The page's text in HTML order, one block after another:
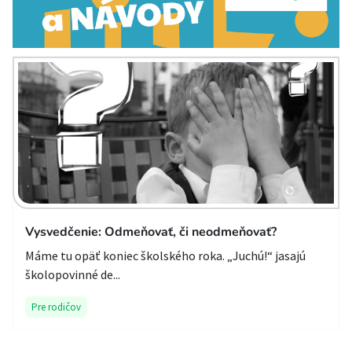
Vysvedčenie: Odmeňovať, či neodmeňovať?
Máme tu opäť koniec školského roka. „Juchú!“ jasajú
školopovinné de...
Pre rodičov